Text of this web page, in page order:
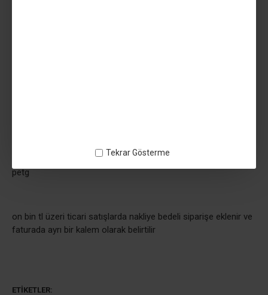
Tekrar Gösterme
petg
on bin tl üzeri ticari satışlarda nakliye bedeli siparişe eklenir ve
faturada ayrı bir kalem olarak belirtilir
ETIKETLER: